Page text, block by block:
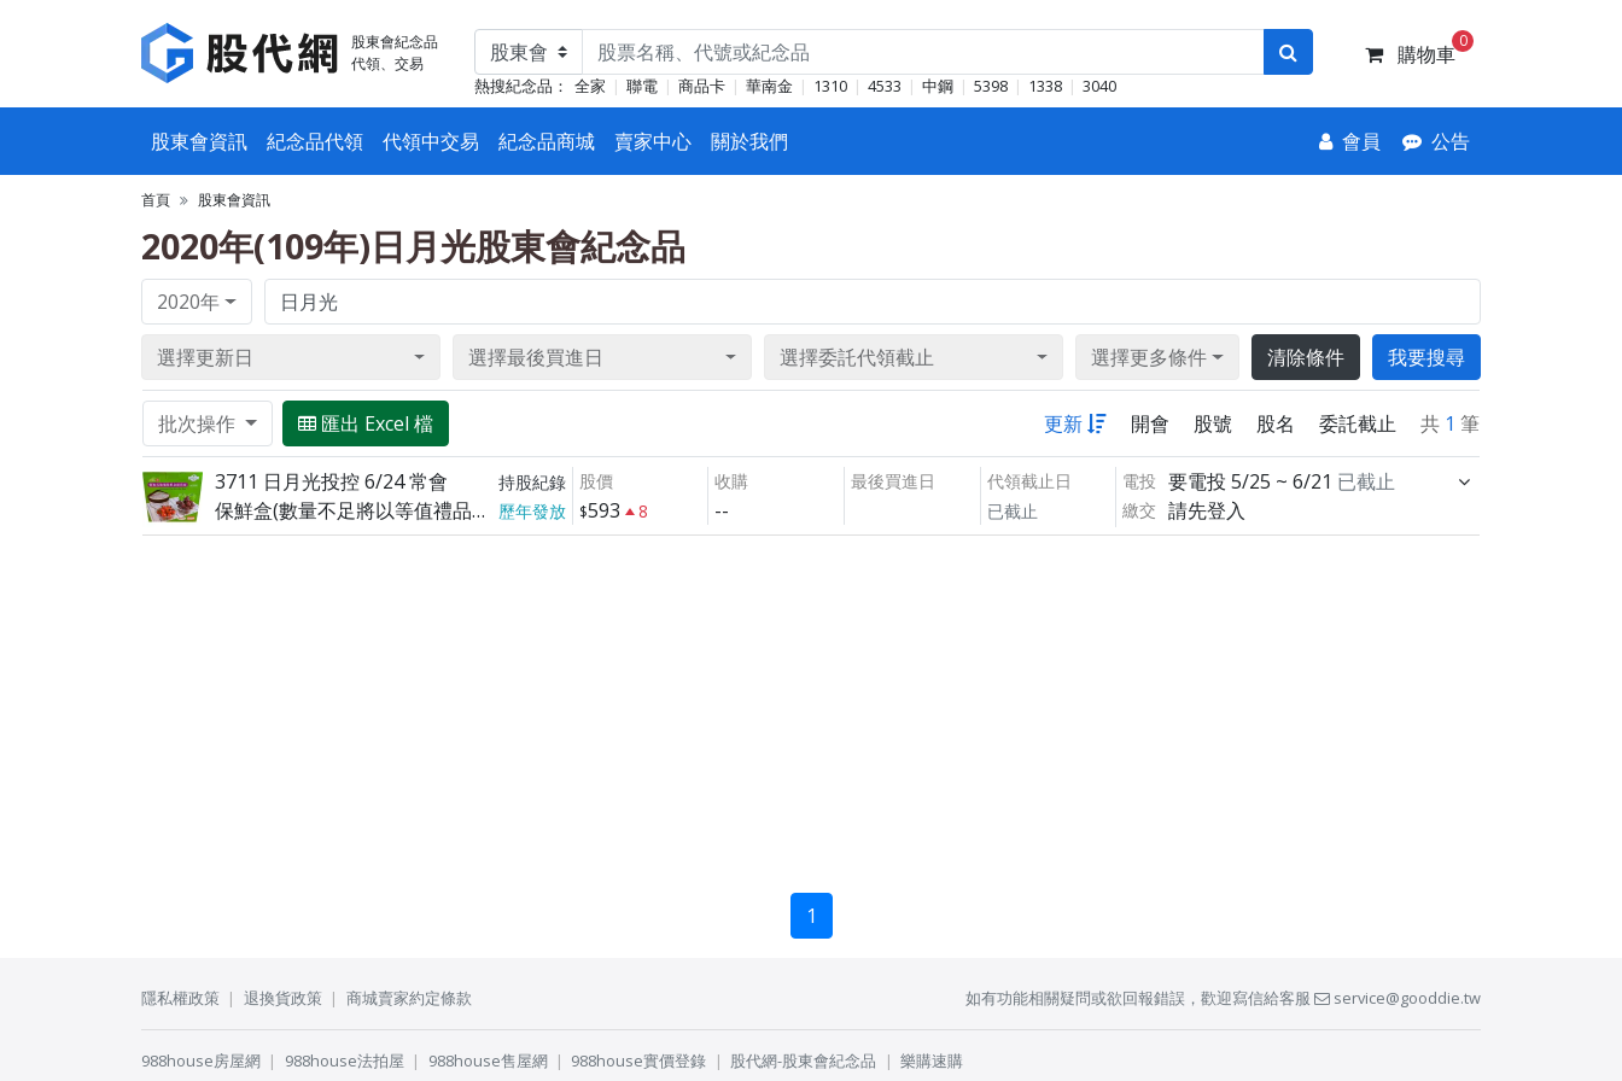
股東會紀念品
代領、交易
熱搜紀念品： 全家 聯電 商品卡 華南金 1310 4533 中鋼 5398 1338 3040
購物車
0
股東會資訊 紀念品代領 代領中交易 紀念品商城 賣家中心 關於我們 會員 公告
首頁 股東會資訊
2020年(109年)日月光股東會紀念品
2020年
選擇更新日 選擇最後買進日 選擇委託代領截止 選擇更多條件 清除條件 我要搜尋
批次操作 匯出 Excel 檔 更新 開會 股號 股名 委託截止 共 1 筆
3711 日月光投控 6/24 常會 持股紀錄
保鮮盒(數量不足將以等值禮品替代之) 歷年發放
股價
593 8
收購
--
最後買進日
代領截止日
已截止
電投 要電投 5/25 ~ 6/21 已截止
繳交 請先登入
1
隱私權政策 退換貨政策 商城賣家約定條款 如有功能相關疑問或欲回報錯誤，歡迎寫信給客服 service@gooddie.tw
988house房屋網 988house法拍屋 988house售屋網 988house實價登錄 股代網-股東會紀念品 樂購速購